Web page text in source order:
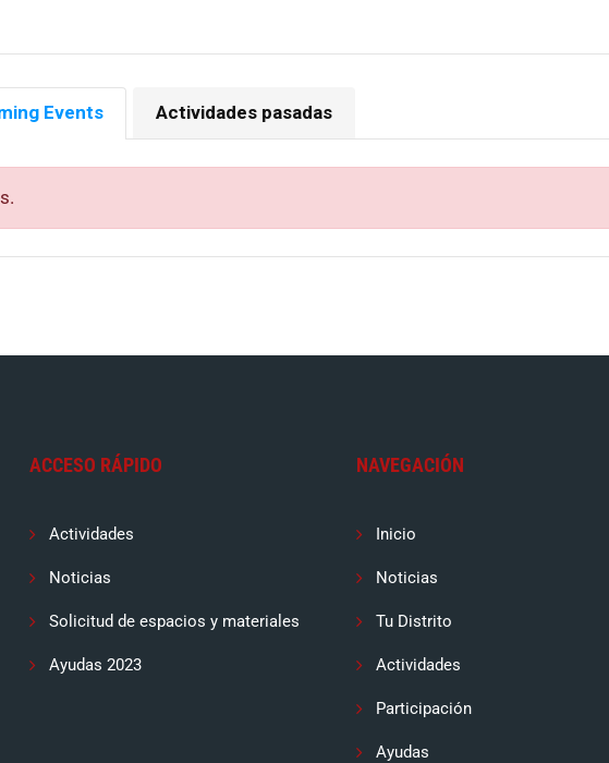
Events Actividades pasadas
ACCESO RÁPIDO
Actividades
Noticias
Solicitud de espacios y materiales
Ayudas 2023
NAVEGACIÓN
Inicio
Noticias
Tu Distrito
Actividades
Participación
Ayudas